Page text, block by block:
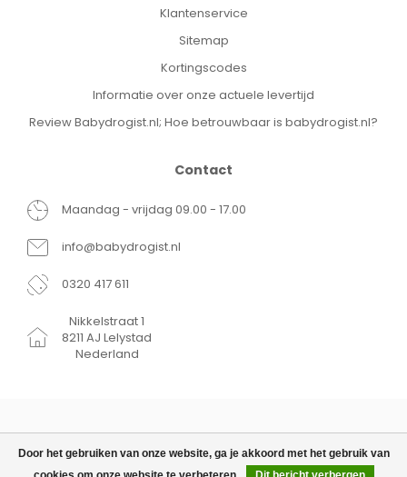
Door het gebruiken van onze website, ga je akkoord met het gebruik van
Klantenservice
Sitemap
Kortingscodes
Informatie over onze actuele levertijd
Review Babydrogist.nl; Hoe betrouwbaar is babydrogist.nl?
Contact
Maandag - vrijdag 09.00 - 17.00
info@babydrogist.nl
0320 417 611
Nikkelstraat 1
8211 AJ Lelystad
Nederland